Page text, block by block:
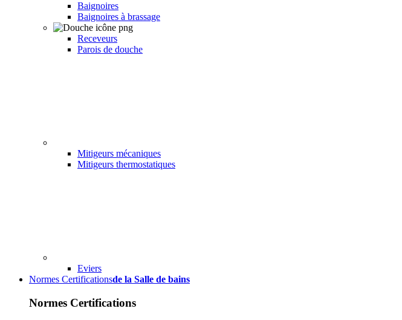
Baignoires
Baignoires à brassage
Receveurs
Parois de douche
Mitigeurs mécaniques
Mitigeurs thermostatiques
Eviers
Normes Certificationsde la Salle de bains
Normes Certifications